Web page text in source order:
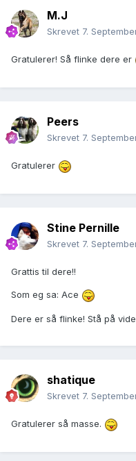
M.J
Skrevet 7.
Gratulerer! Så flinke dere er
Peers
Skrevet 7.
Gratulerer
Stine Pernille
Skrevet 7.
Grattis til dere!!
Som eg sa: Ace
Dere er så flinke! Stå på
shatique
Skrevet 7.
Gratulerer så masse.